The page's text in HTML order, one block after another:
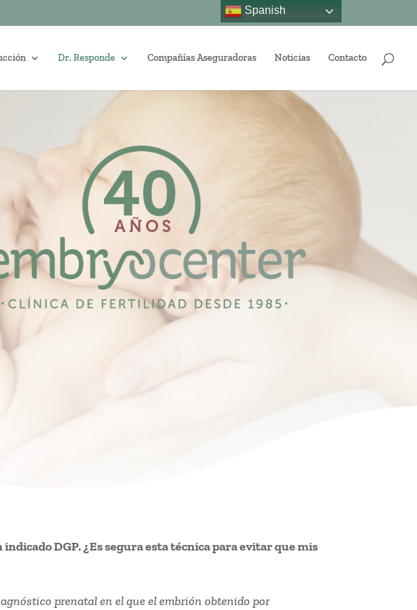
Dr. Responde Compañías Aseguradoras Noticias Contacto
DGP. ¿Es segura esta técnica para evitar que mis
prenatal en el que el embrión obtenido por
Spanish